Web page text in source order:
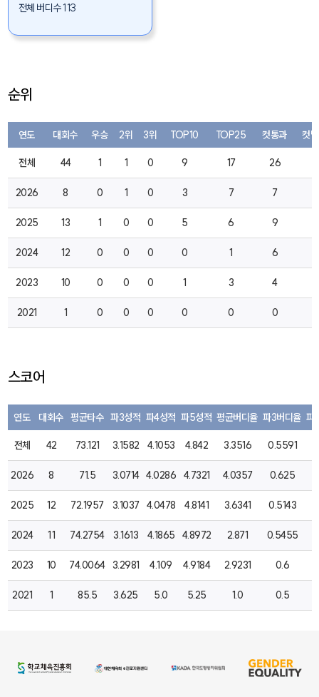
전체 버디수 113
순위
연도 대회수 우승 2위 3위 TOP10 TOP25 컷통과 컷
전체 44 1 1 0 9 17 26
2026 8 0 1 0 3 7 7
2025 13 1 0 0 5 6 9
2024 12 0 0 0 0 1 6
2023 10 0 0 0 1 3 4
2021 1 0 0 0 0 0 0
스코어
연도 대회수 평균타수 파3성적 파4성적 파5성적 평균버디율 파3버디율 파
전체 42 73.121 3.1582 4.1053 4.842 3.3516 0.5591
2026 8 71.5 3.0714 4.0286 4.7321 4.0357 0.625
2025 12 72.1957 3.1037 4.0478 4.8141 3.6341 0.5143
2024 11 74.2754 3.1613 4.1865 4.8972 2.871 0.5455
2023 10 74.0064 3.2981 4.109 4.9184 2.9231 0.6
2021 1 85.5 3.625 5.0 5.25 1.0 0.5